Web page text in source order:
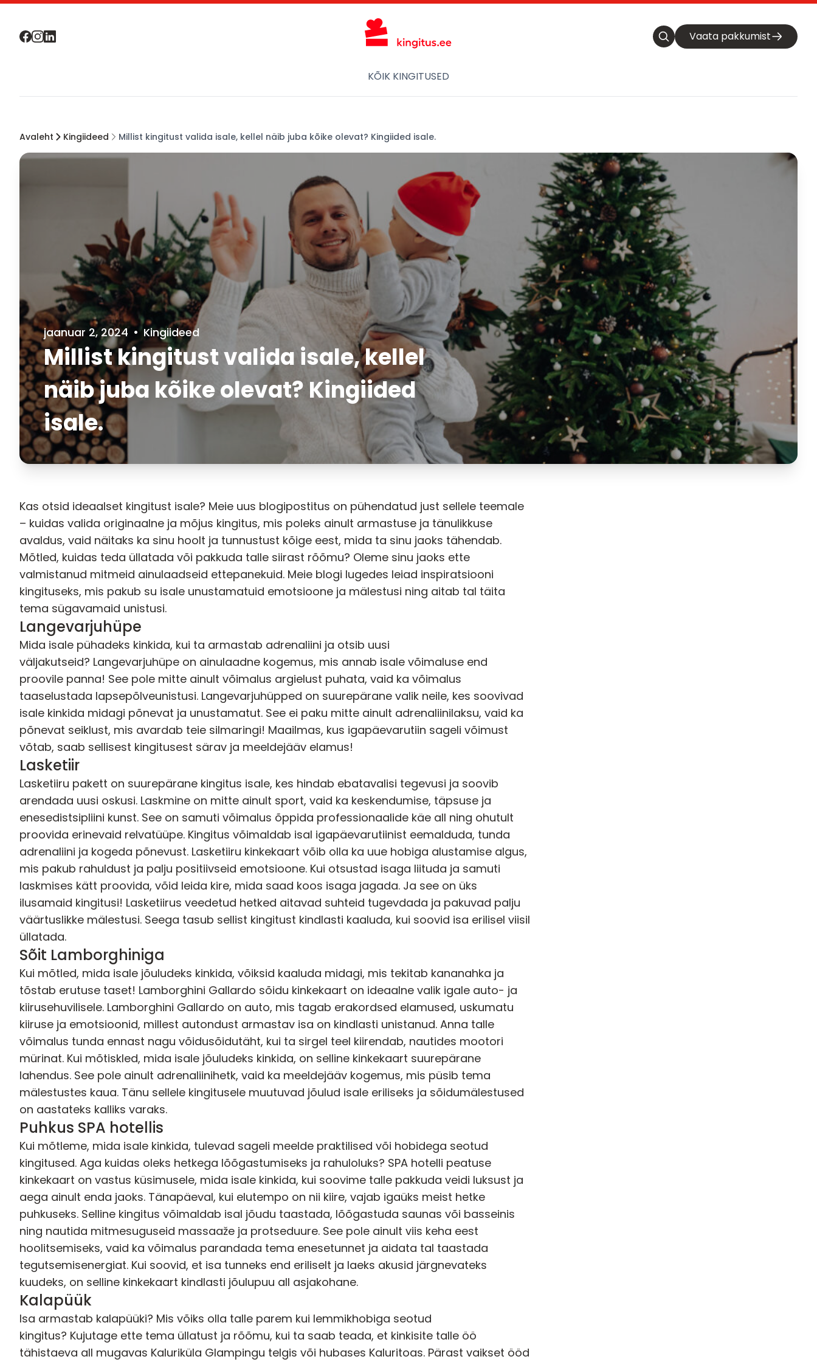
Vaata pakkumist
KÕIK KINGITUSED
Avaleht Kingiideed Millist kingitust valida isale, kellel näib juba kõike olevat? Kingiided isale.
jaanuar 2, 2024 • Kingiideed
Millist kingitust valida isale, kellel
näib juba kõike olevat? Kingiided
isale.
Kas otsid ideaalset kingitust isale? Meie uus blogipostitus on pühendatud just sellele teemale
– kuidas valida originaalne ja mõjus kingitus, mis poleks ainult armastuse ja tänulikkuse
avaldus, vaid näitaks ka sinu hoolt ja tunnustust kõige eest, mida ta sinu jaoks tähendab.
Mõtled, kuidas teda üllatada või pakkuda talle siirast rõõmu? Oleme sinu jaoks ette
valmistanud mitmeid ainulaadseid ettepanekuid. Meie blogi lugedes leiad inspiratsiooni
kingituseks, mis pakub su isale unustamatuid emotsioone ja mälestusi ning aitab tal täita
tema sügavamaid unistusi.
Langevarjuhüpe
Mida isale pühadeks kinkida, kui ta armastab adrenaliini ja otsib uusi
väljakutseid? Langevarjuhüpe on ainulaadne kogemus, mis annab isale võimaluse end
proovile panna! See pole mitte ainult võimalus argielust puhata, vaid ka võimalus
taaselustada lapsepõlveunistusi. Langevarjuhüpped on suurepärane valik neile, kes soovivad
isale kinkida midagi põnevat ja unustamatut. See ei paku mitte ainult adrenaliinilaksu, vaid ka
põnevat seiklust, mis avardab teie silmaringi! Maailmas, kus igapäevarutiin sageli võimust
võtab, saab sellisest kingitusest särav ja meeldejääv elamus!
Lasketiir
Lasketiiru pakett on suurepärane kingitus isale, kes hindab ebatavalisi tegevusi ja soovib
arendada uusi oskusi. Laskmine on mitte ainult sport, vaid ka keskendumise, täpsuse ja
enesedistsipliini kunst. See on samuti võimalus õppida professionaalide käe all ning ohutult
proovida erinevaid relvatüüpe. Kingitus võimaldab isal igapäevarutiinist eemalduda, tunda
adrenaliini ja kogeda põnevust. Lasketiiru kinkekaart võib olla ka uue hobiga alustamise algus,
mis pakub rahuldust ja palju positiivseid emotsioone. Kui otsustad isaga liituda ja samuti
laskmises kätt proovida, võid leida kire, mida saad koos isaga jagada. Ja see on üks
ilusamaid kingitusi! Lasketiirus veedetud hetked aitavad suhteid tugevdada ja pakuvad palju
väärtuslikke mälestusi. Seega tasub sellist kingitust kindlasti kaaluda, kui soovid isa erilisel viisil
üllatada.
Sõit Lamborghiniga
Kui mõtled, mida isale jõuludeks kinkida, võiksid kaaluda midagi, mis tekitab kananahka ja
tõstab erutuse taset! Lamborghini Gallardo sõidu kinkekaart on ideaalne valik igale auto- ja
kiirusehuvilisele. Lamborghini Gallardo on auto, mis tagab erakordsed elamused, uskumatu
kiiruse ja emotsioonid, millest autondust armastav isa on kindlasti unistanud. Anna talle
võimalus tunda ennast nagu võidusõidutäht, kui ta sirgel teel kiirendab, nautides mootori
mürinat. Kui mõtiskled, mida isale jõuludeks kinkida, on selline kinkekaart suurepärane
lahendus. See pole ainult adrenaliinihetk, vaid ka meeldejääv kogemus, mis püsib tema
mälestustes kaua. Tänu sellele kingitusele muutuvad jõulud isale eriliseks ja sõidumälestused
on aastateks kalliks varaks.
Puhkus SPA hotellis
Kui mõtleme, mida isale kinkida, tulevad sageli meelde praktilised või hobidega seotud
kingitused. Aga kuidas oleks hetkega lõõgastumiseks ja rahuloluks? SPA hotelli peatuse
kinkekaart on vastus küsimusele, mida isale kinkida, kui soovime talle pakkuda veidi luksust ja
aega ainult enda jaoks. Tänapäeval, kui elutempo on nii kiire, vajab igaüks meist hetke
puhkuseks. Selline kingitus võimaldab isal jõudu taastada, lõõgastuda saunas või basseinis
ning nautida mitmesuguseid massaaže ja protseduure. See pole ainult viis keha eest
hoolitsemiseks, vaid ka võimalus parandada tema enesetunnet ja aidata tal taastada
tegutsemisenergiat. Kui soovid, et isa tunneks end eriliselt ja laeks akusid järgnevateks
kuudeks, on selline kinkekaart kindlasti jõulupuu all asjakohane.
Kalapüük
Isa armastab kalapüüki? Mis võiks olla talle parem kui lemmikhobiga seotud
kingitus? Kujutage ette tema üllatust ja rõõmu, kui ta saab teada, et kinkisite talle öö
tähistaeva all mugavas Kaluriküla Glampingu telgis või hubases Kaluritoas. Pärast vaikset ööd